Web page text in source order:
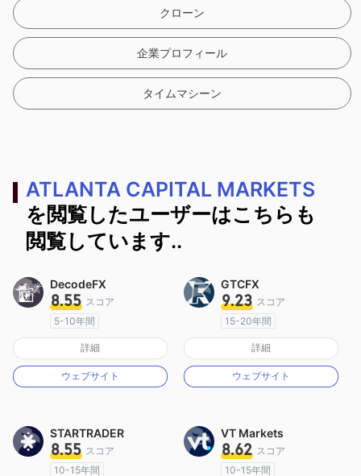
クローン
企業プロフィール
タイムマシーン
ATLANTA CAPITAL MARKETS
を閲覧したユーザーはこちらも
閲覧しています..
DecodeFX
8.55 スコア
5-10年間
オーストラリア規制
マーケットメイキングライセンス（MM）
MT4フルライセンス
詳細
ウェブサイト
GTCFX
9.23 スコア
15-20年間
イギリス規制
マーケットメイキングライセンス（MM）
MT4フルライセンス
詳細
ウェブサイト
STARTRADER
8.55 スコア
10-15年間
VT Markets
8.62 スコア
10-15年間